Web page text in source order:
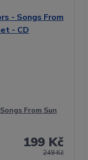
From Sun
249 Kč
199 Kč